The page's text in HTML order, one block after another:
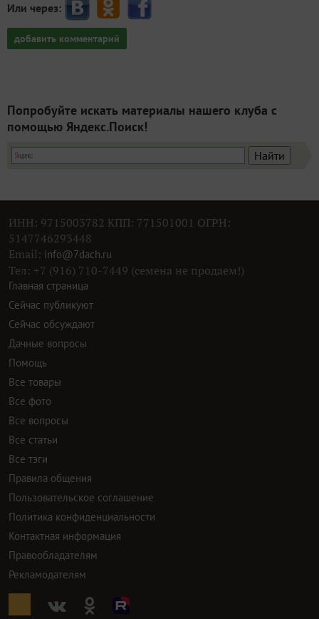
Или через:
добавить комментарий
Попробуйте искать материалы нашего клуба с
помощью Яндекс.Поиск!
ИНН: 9715003782 КПП: 771501001 ОГРН:
5147746293448
Email: info@7dach.ru
Тел: +7 (916) 710-7449 (семена не продаем!)
Главная страница
Сейчас публикуют
Сейчас обсуждают
Дачные вопросы
Помощь
Все товары
Все фото
Все вопросы
Все статьи
Все тэги
Правила общения
Пользовательское соглашение
Политика конфиденциальности
Контактная информация
Правообладателям
Рекламодателям